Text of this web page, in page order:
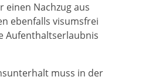
einen Nachzug aus
ebenfalls visumsfrei
Aufenthaltserlaubnis
muss in der